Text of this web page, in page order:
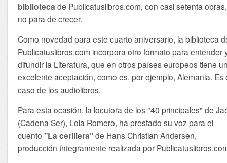
biblioteca de Publicatuslibros.com, con casi setenta obras,
no para de crecer.
Como novedad para este cuarto aniversario, la biblioteca
Publicatuslibros.com incorpora otro formato para entender
difundir la Literatura, que en otros países europeos tiene
excelente aceptación, como es, por ejemplo, Alemania. Es
caso de los audiolibros.
Para esta ocasión, la locutora de los "40 principales" de
(Cadena Ser), Lola Romero, ha prestado su voz para el
cuento"La cerillera"de Hans Christian Andersen,
producción íntegramente realizada por